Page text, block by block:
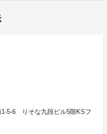
5-6 りそな九段ビル5階KSフ